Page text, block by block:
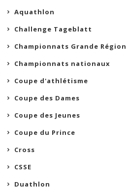
Aquathlon
Challenge Tageblatt
Championnats Grande Région
Championnats nationaux
Coupe d'athlétisme
Coupe des Dames
Coupe des Jeunes
Coupe du Prince
Cross
CSSE
Duathlon